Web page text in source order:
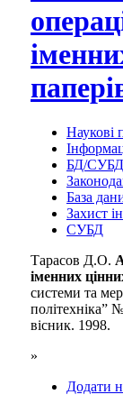
Наукові
БД/СУБД
База
Захист
СУБД
Тарасов Д.О.
іменних
системи та
політехніка”
вісник. 1998.
»
Додати